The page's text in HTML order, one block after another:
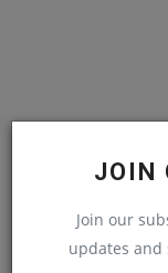
JOIN
Join our
updates